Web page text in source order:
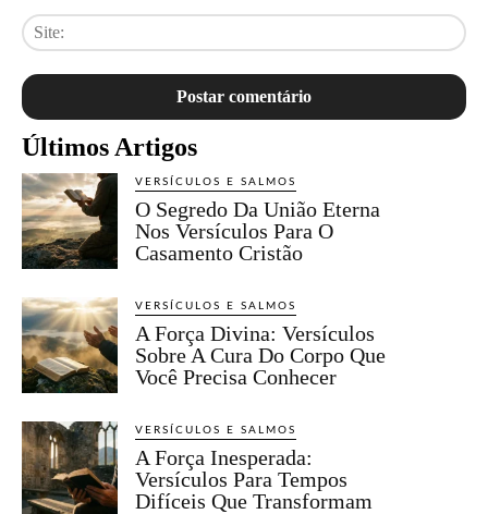
Últimos Artigos
VERSÍCULOS E SALMOS
O Segredo Da União Eterna
Nos Versículos Para O
Casamento Cristão
VERSÍCULOS E SALMOS
A Força Divina: Versículos
Sobre A Cura Do Corpo Que
Você Precisa Conhecer
VERSÍCULOS E SALMOS
A Força Inesperada:
Versículos Para Tempos
Difíceis Que Transformam